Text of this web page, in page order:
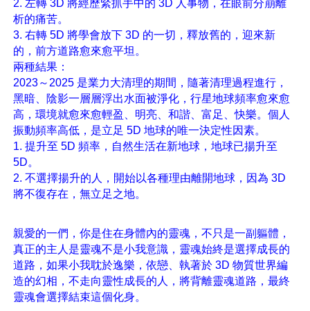
2. 左轉 3D 將經歷緊抓手中的 3D 人事物，在眼前分崩離
析的痛苦。
3. 右轉 5D 將學會放下 3D 的一切，釋放舊的，迎來新
的，前方道路愈來愈平坦。
兩種結果：
2023～2025 是業力大清理的期間，隨著清理過程進行，
黑暗、陰影一層層浮出水面被淨化，行星地球頻率愈來愈
高，環境就愈來愈輕盈、明亮、和諧、富足、快樂。個人
振動頻率高低，是立足 5D 地球的唯一決定性因素。
1. 提升至 5D 頻率，自然生活在新地球，地球已揚升至
5D。
2. 不選擇揚升的人，開始以各種理由離開地球，因為 3D
將不復存在，無立足之地。
親愛的一們，你是住在身體內的靈魂，不只是一副軀體，
真正的主人是靈魂不是小我意識，靈魂始終是選擇成長的
道路，如果小我耽於逸樂，依戀、執著於 3D 物質世界編
造的幻相，不走向靈性成長的人，將背離靈魂道路，最終
靈魂會選擇結束這個化身。